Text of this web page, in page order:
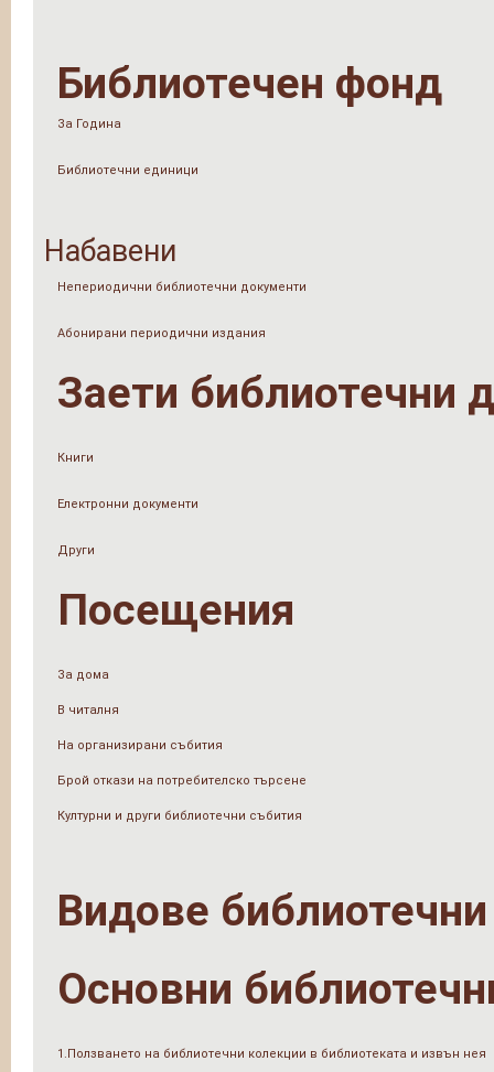
Библиотечен фонд
За Година
Библиотечни единици
Набавени
Непериодични библиотечни документи
Абонирани периодични издания
Заети библиотечни
Книги
Електронни документи
Други
Посещения
За дома
В читалня
На организирани събития
Брой откази на потребителско търсене
Културни и други библиотечни събития
Видове библиотечни
Основни
1.Ползването на библиотечни колекции в библиотеката и извън нея